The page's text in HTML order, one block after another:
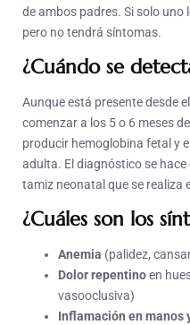
de ambos padres. Si solo
pero no tendrá síntomas.
¿Cuándo se
Aunque está presente desde
comenzar a los 5 o 6 meses
producir hemoglobina fetal y
adulta. El diagnóstico se hace
tamiz neonatal que se realiza
¿Cuáles son los
Anemia (palidez,
Dolor repentinoen
vasooclusiva)
Inflamación en manos